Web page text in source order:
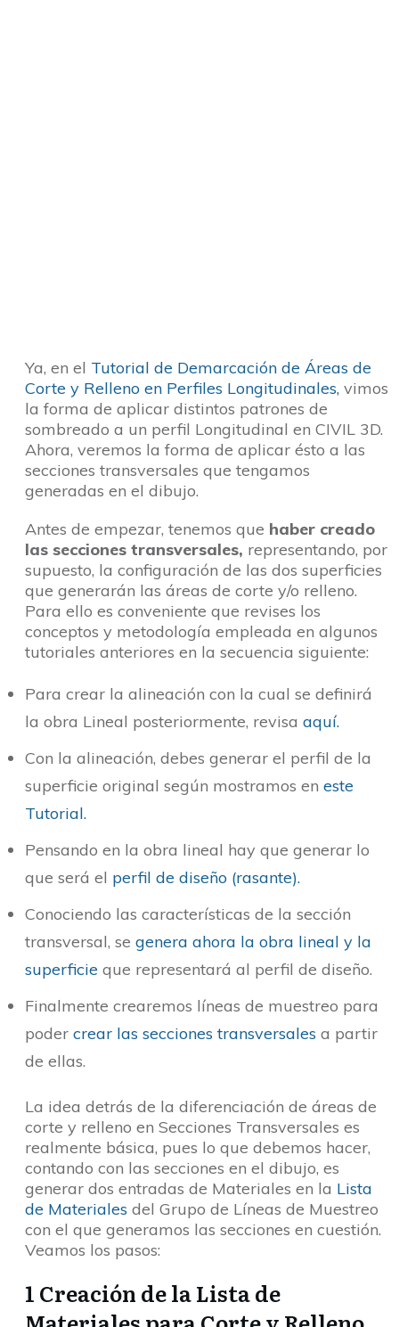
Ya, en el Tutorial de Demarcación de Áreas de
Corte y Relleno en Perfiles Longitudinales, vimos
la forma de aplicar distintos patrones de
sombreado a un perfil Longitudinal en CIVIL 3D.
Ahora, veremos la forma de aplicar ésto a las
secciones transversales que tengamos
generadas en el dibujo.
Antes de empezar, tenemos que haber creado
las secciones transversales, representando, por
supuesto, la configuración de las dos superficies
que generarán las áreas de corte y/o relleno.
Para ello es conveniente que revises los
conceptos y metodología empleada en algunos
tutoriales anteriores en la secuencia siguiente:
Para crear la alineación con la cual se definirá
la obra Lineal posteriormente, revisa aquí.
Con la alineación, debes generar el perfil de la
superficie original según mostramos en este
Tutorial.
Pensando en la obra lineal hay que generar lo
que será el perfil de diseño (rasante).
Conociendo las características de la sección
transversal, se genera ahora la obra lineal y la
superficie que representará al perfil de diseño.
Finalmente crearemos líneas de muestreo para
poder crear las secciones transversales a partir
de ellas.
La idea detrás de la diferenciación de áreas de
corte y relleno en Secciones Transversales es
realmente básica, pues lo que debemos hacer,
contando con las secciones en el dibujo, es
generar dos entradas de Materiales en la Lista
de Materiales del Grupo de Líneas de Muestreo
con el que generamos las secciones en cuestión.
Veamos los pasos:
1 Creación de la Lista de